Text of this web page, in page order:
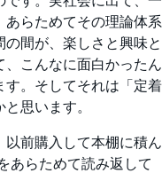
あらためてその理論体系
間が、楽しさと興味と
こんなに面白かったん
す。そしてそれは「定着
思います。
前購入して本棚に積ん
あらためて読み返して